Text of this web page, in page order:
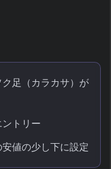
足（カラカサ）が
トリー
値の少し下に設定